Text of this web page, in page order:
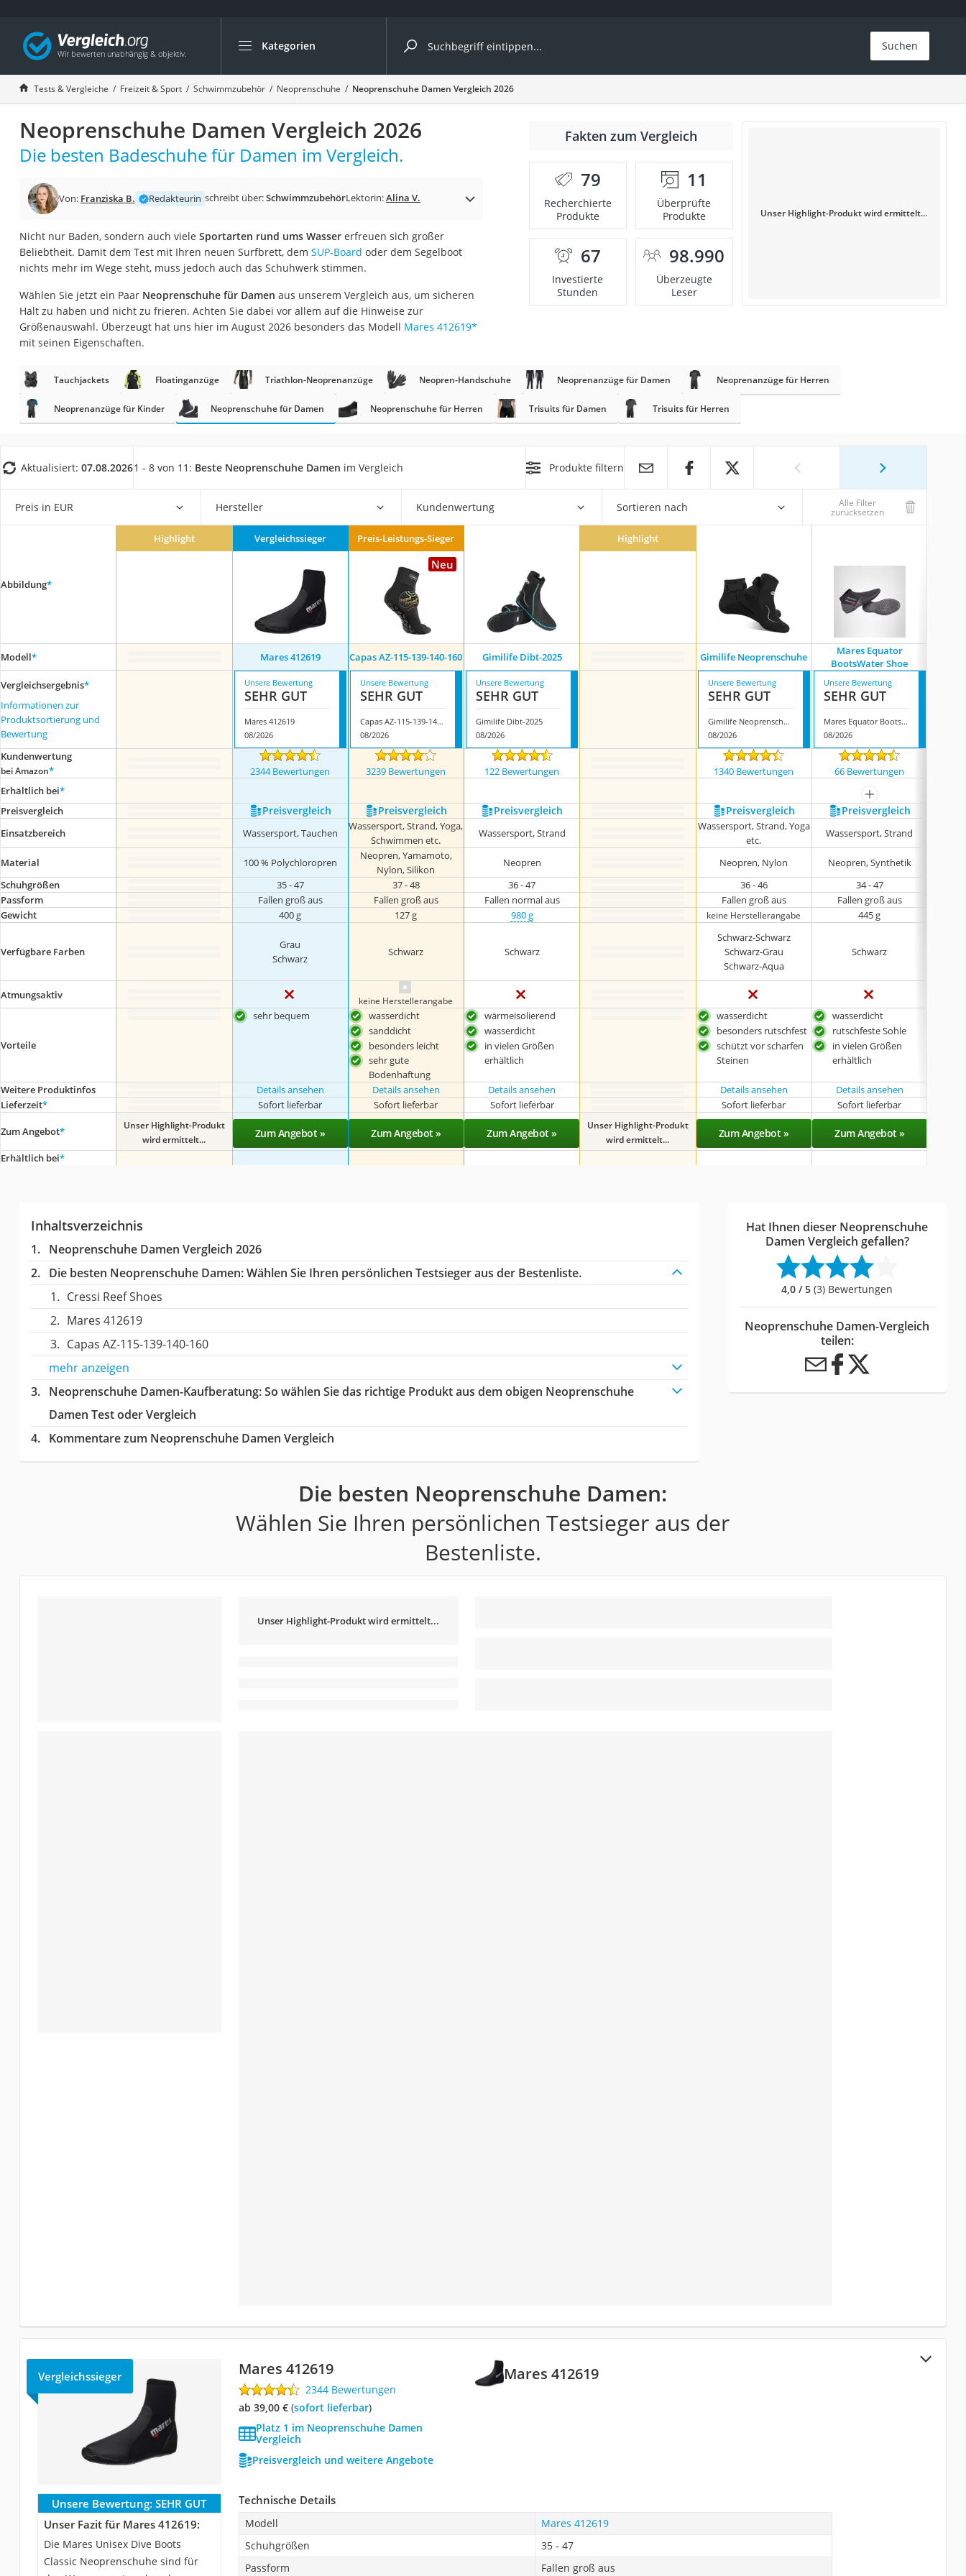
Kategorien
Die beliebtesten Vergleiche nach Kategorie
Freizeit & Sport
Gartentrampolin
Trampolin
Metalldetektor
Trampolin 366 cm
Aluminium-Koffer
Futterboot
E-Bike-Dreirad
Trekkingschuhe Herren
Klimmzugstation
Nachtsichtgerät
Handgepäck-Koffer
Wanderschuhe Herren
Sicherheitsweste Reiten
Suchen
Tests & Vergleiche Freizeit & Sport Schwimmzubehör Neoprenschuhe Neoprenschuhe Damen Vergleich 2026
Neoprenschuhe Damen Vergleich 2026
Die besten Badeschuhe für Damen im Vergleich.
Von: Franziska B. Redakteurin schreibt über:SchwimmzubehörLektorin:Alina V.
Nicht nur Baden, sondern auch viele Sportarten rund ums Wassererfreuen sich großer
Beliebtheit. Damit dem Test mit Ihren neuen Surfbrett, dem SUP-Board oder dem Segelboot
nichts mehr im Wege steht, muss jedoch auch das Schuhwerk stimmen.
Wählen Sie jetzt ein Paar Neoprenschuhe für Damen aus unserem Vergleich aus, um sicheren
Halt zu haben und nicht zu frieren. Achten Sie dabei vor allem auf die Hinweise zur
Größenauswahl. Überzeugt hat uns hier im August 2026 besonders das Modell Mares 412619*
mit seinen Eigenschaften.
Fakten zum Vergleich
79
Recherchierte
Produkte
11
Überprüfte
Produkte
67
Investierte
Stunden
98.990
Überzeugte
Leser
Unser Highlight-Produkt wird ermittelt...
Tauchjackets Floatinganzüge Triathlon-Neoprenanzüge Neopren-Handschuhe Neoprenanzüge für Damen Neoprenanzüge für Herren
Neoprenanzüge für Kinder Neoprenschuhe für Damen Neoprenschuhe für Herren Trisuits für Damen Trisuits für Herren
Aktualisiert: 07.08.20261 - 8 von 11: Beste Neoprenschuhe Damen im Vergleich Produkte filtern
Preis in EUR Hersteller Kundenwertung Sortieren nach Alle Filter
zurücksetzen
Abbildung*
Highlight Vergleichssieger Preis-Leistungs-Sieger
Neu
Highlight
Modell* Mares 412619 Capas AZ-115-139-140-160 Gimilife Dibt-2025 Gimilife Neoprenschuhe
Mares Equator
BootsWater Shoe
Vergleichsergebnis*
Informationen zur
Produktsortierung und
Bewertung
Unsere Bewertung
SEHR GUT
Mares 412619
08/2026
Unsere Bewertung
SEHR GUT
Capas AZ-115-139-140-160
08/2026
Unsere Bewertung
SEHR GUT
Gimilife Dibt-2025
08/2026
Unsere Bewertung
SEHR GUT
Gimilife Neoprenschuhe
08/2026
Unsere Bewertung
SEHR GUT
Mares Equator BootsWater Shoe
08/2026
Kundenwertung
bei Amazon* 2344 Bewertungen 3239 Bewertungen 122 Bewertungen 1340 Bewertungen 66 Bewertungen
Erhältlich bei*
mehr anzeigen
Preis­vergleich
Preis­vergleich Preis­vergleich Preis­vergleich Preis­vergleich Preis­vergleich
Einsatzbereich Wassersport, Tauchen
Wassersport, Strand, Yoga,
Schwimmen etc.
Wassersport, Strand
Wassersport, Strand, Yoga
etc.
Wassersport, Strand
Material 100 % Polychloropren
Neopren, Yamamoto,
Nylon, Silikon
Neopren Neopren, Nylon Neopren, Synthetik
Schuhgrößen
35 - 47 37 - 48 36 - 47 36 - 46
34 - 47
Passform
Fallen groß aus Fallen groß aus Fallen normal aus Fallen groß aus Fallen groß aus
Gewicht
400 g 127 g 980 g keine Herstellerangabe 445 g
Verfügbare Farben
Grau
Schwarz
Schwarz Schwarz
Schwarz-Schwarz
Schwarz-Grau
Schwarz-Aqua
Schwarz
Atmungsaktiv
keine Herstellerangabe
Vorteile
sehr bequem
wasserdicht
sanddicht
besonders leicht
sehr gute
Bodenhaftung
wärmeisolierend
wasserdicht
in vielen Größen
erhältlich
wasserdicht
besonders rutschfest
schützt vor scharfen
Steinen
wasserdicht
rutschfeste Sohle
in vielen Größen
erhältlich
Weitere Produktinfos
Details ansehen Details ansehen Details ansehen Details ansehen Details ansehen
Lieferzeit* Sofort lieferbar Sofort lieferbar Sofort lieferbar Sofort lieferbar Sofort lieferbar
Zum Angebot*
Unser Highlight-Produkt
wird ermittelt...
Zum Angebot » Zum Angebot » Zum Angebot »
Unser Highlight-Produkt
wird ermittelt...
Zum Angebot » Zum Angebot »
Erhältlich bei*
Inhaltsverzeichnis
Neoprenschuhe Damen Vergleich 2026
Die besten Neoprenschuhe Damen:Wählen Sie Ihren persönlichen Testsieger aus der Bestenliste.
Cressi Reef Shoes
Mares 412619
Capas AZ-115-139-140-160
mehr anzeigen
Neoprenschuhe Damen-Kaufberatung: So wählen Sie das richtige Produkt aus dem obigen Neoprenschuhe
Damen Test oder Vergleich
Kommentare zum Neoprenschuhe Damen Vergleich
Hat Ihnen dieser Neoprenschuhe
Damen Vergleich gefallen?
4,0 / 5 (3) Bewertungen
Neoprenschuhe Damen-Vergleich
teilen:
Die besten Neoprenschuhe Damen:
Wählen Sie Ihren persönlichen Testsieger aus der
Bestenliste.
Unser Highlight-Produkt wird ermittelt...
Mares 412619
Vergleichssieger Mares 412619
2344 Bewertungen
ab 39,00 €( Sofort lieferbar)
Platz 1 im Neoprenschuhe Damen
Vergleich
Preisvergleich und weitere Angebote
Unsere Bewertung: SEHR GUT
Unser Fazit für Mares 412619:
Die Mares Unisex Dive Boots
Classic Neoprenschuhe sind für
Technische Details
Modell
Mares 412619
Schuhgrößen
35 - 47
Passform
Fallen groß aus